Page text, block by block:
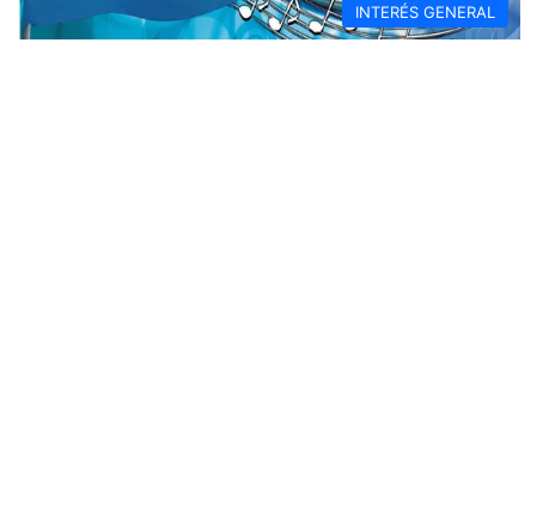
INTERÉS GENERAL